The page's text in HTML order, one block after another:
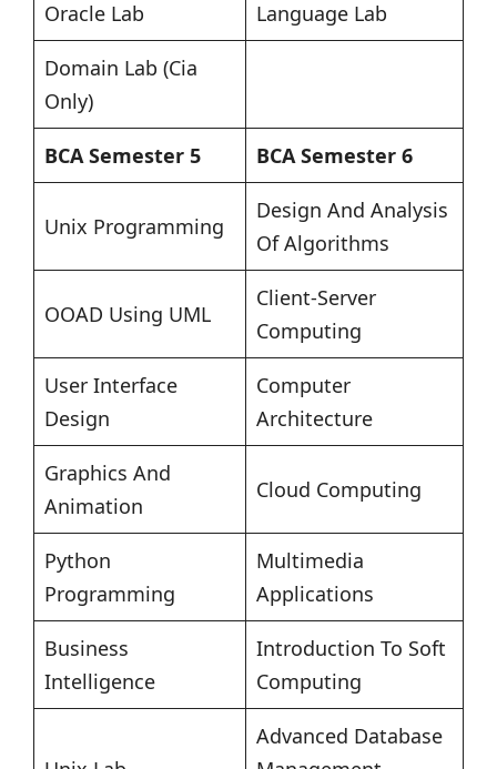
Oracle Lab Language Lab
Domain Lab (Cia
Only)
BCA Semester 5 BCA Semester 6
Unix Programming
Design And Analysis
Of Algorithms
OOAD Using UML
Client-Server
Computing
User Interface
Design
Computer
Architecture
Graphics And
Animation
Cloud Computing
Python
Programming
Multimedia
Applications
Business
Intelligence
Introduction To Soft
Computing
Advanced Database